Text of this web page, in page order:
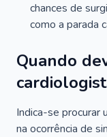
chances de
como a parada
Quando
Indica-se procurar
na ocorrência de